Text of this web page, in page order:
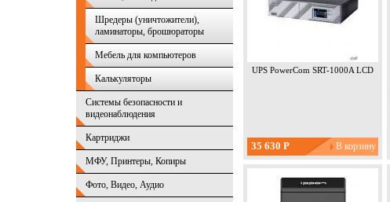
Шредеры (уничтожители),
ламинаторы, брошюраторы
Мебель для компьютеров
Калькуляторы
Системы безопасности и
видеонаблюдения
Картриджи
МФУ, Принтеры, Копиры
Фото, Видео, Аудио
UPS PowerCom SRT-1000A LCD
35 630 Р